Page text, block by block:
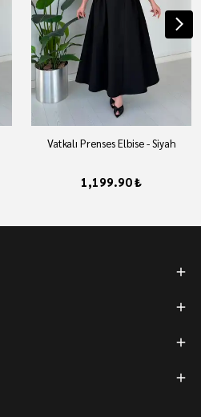
Vatkalı Prenses Elbise - Siyah
1,199.90 ₺